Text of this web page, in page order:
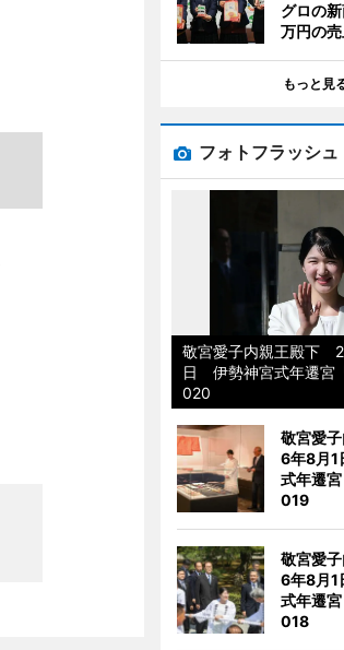
グロの
万円の
もっと見
フォトフラッシュ
敬宮愛子内親王殿下
日 伊勢神宮式年遷宮
020
敬宮愛
6年8月
式年遷
019
敬宮愛
6年8月
式年遷
018